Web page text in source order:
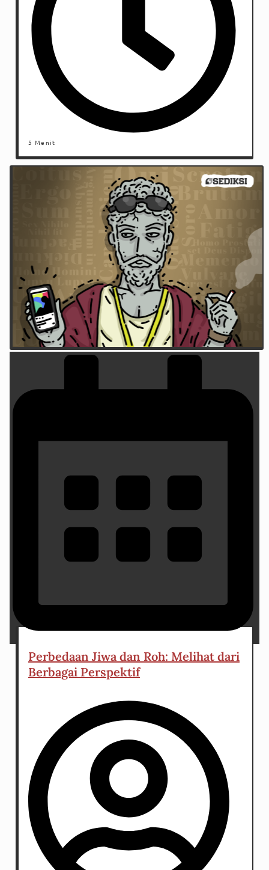
5 Menit
Perbedaan Jiwa dan Roh: Melihat dari
Berbagai Perspektif